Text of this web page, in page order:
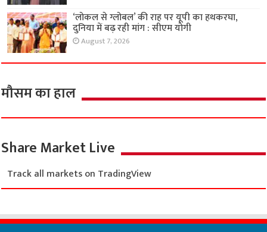
‘लोकल से ग्लोबल’ की राह पर यूपी का हथकरघा,
दुनिया में बढ़ रही मांग : सीएम योगी
August 7, 2026
मौसम का हाल
Share Market Live
Track all markets on TradingView